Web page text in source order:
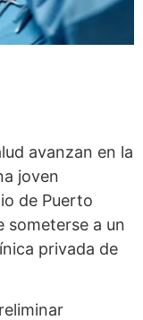
avanzan en la
joven
de Puerto
someterse a un
privada de